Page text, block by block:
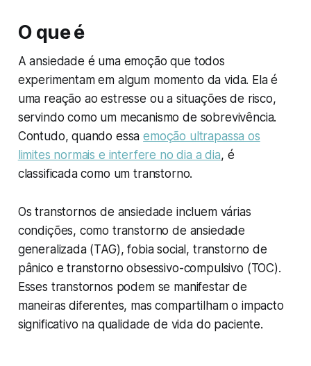
O que é
A ansiedade é uma emoção que todos
experimentam em algum momento da vida. Ela é
uma reação ao estresse ou a situações de risco,
servindo como um mecanismo de sobrevivência.
Contudo, quando essaemoção ultrapassa os
limites normais e interfere no dia a dia, é
classificada como um transtorno.
Os transtornos de ansiedade incluem várias
condições, como transtorno de ansiedade
generalizada (TAG), fobia social, transtorno de
pânico e transtorno obsessivo-compulsivo (TOC).
Esses transtornos podem se manifestar de
maneiras diferentes, mas compartilham o impacto
significativo na qualidade de vida do paciente.